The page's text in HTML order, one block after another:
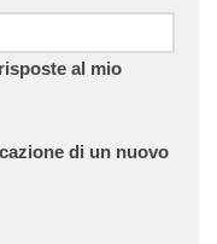
al mio
di un nuovo